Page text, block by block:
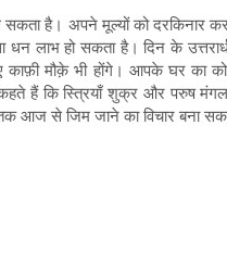
सकता है। अपने मूल्यों को
धन लाभ हो सकता है। दिन के
मौक़े भी होंगे। आपके घर का
हैं कि स्त्रियाँ शुक्र और परुष
आज से जिम जाने का विचार बना